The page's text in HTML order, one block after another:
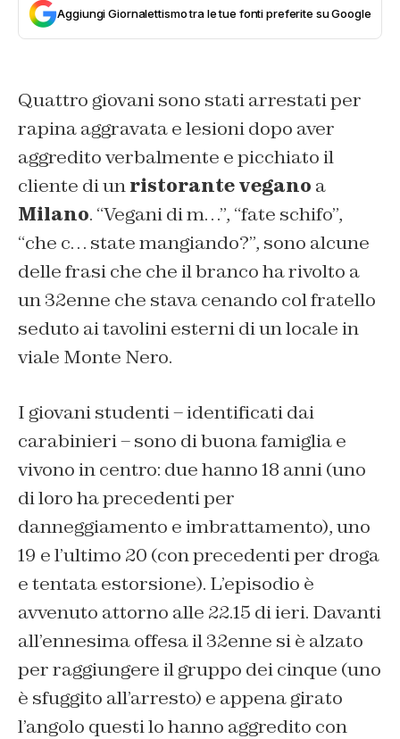
Aggiungi Giornalettismo tra le tue fonti preferite su Google
Quattro giovani sono stati arrestati per
rapina aggravata e lesioni dopo aver
aggredito verbalmente e picchiato il
cliente di unristorante vegano a
Milano. “Vegani di m…”, “fate schifo”,
“che c… state mangiando?”, sono alcune
delle frasi che che il branco ha rivolto a
un 32enne che stava cenando col fratello
seduto ai tavolini esterni di un locale in
viale Monte Nero.
I giovani studenti – identificati dai
carabinieri – sono di buona famiglia e
vivono in centro: due hanno 18 anni (uno
di loro ha precedenti per
danneggiamento e imbrattamento), uno
19 e l’ultimo 20 (con precedenti per droga
e tentata estorsione). L’episodio è
avvenuto attorno alle 22.15 di ieri. Davanti
all’ennesima offesa il 32enne si è alzato
per raggiungere il gruppo dei cinque (uno
è sfuggito all’arresto) e appena girato
l’angolo questi lo hanno aggredito con